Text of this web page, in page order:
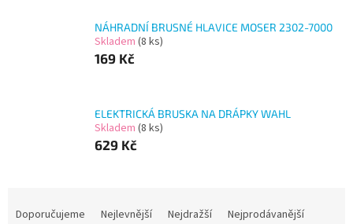
NÁHRADNÍ BRUSNÉ HLAVICE MOSER 2302-7000
Skladem (8 ks)
169 Kč
ELEKTRICKÁ BRUSKA NA DRÁPKY WAHL
Skladem (8 ks)
629 Kč
Doporučujeme Nejlevnější Nejdražší
Nejprodávanější